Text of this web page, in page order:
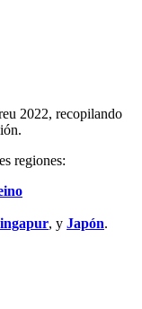
2022, recopilando
regiones:
, y Japón.